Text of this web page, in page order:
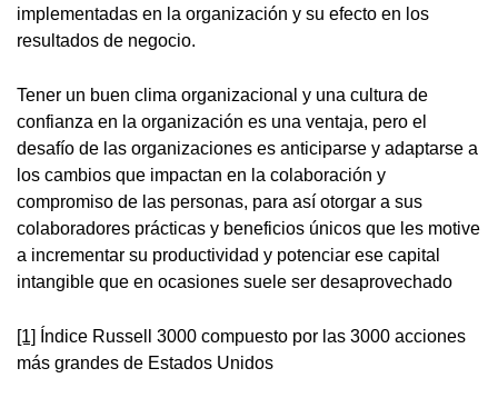
implementadas en la organización y su efecto en los
resultados de negocio.
Tener un buen clima organizacional y una cultura de
confianza en la organización es una ventaja, pero el
desafío de las organizaciones es anticiparse y adaptarse a
los cambios que impactan en la colaboración y
compromiso de las personas, para así otorgar a sus
colaboradores prácticas y beneficios únicos que les motive
a incrementar su productividad y potenciar ese capital
intangible que en ocasiones suele ser desaprovechado
[1]
Índice Russell 3000 compuesto por las 3000 acciones
más grandes de Estados Unidos